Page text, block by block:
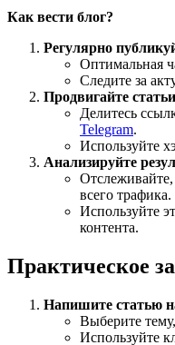
Как вести блог?
Регулярно
Оптимальная
Следите за
Продвигайте
Делитесь
Telegram.
Используйте
Анализируйте
всего трафика.
Используйте
контента.
Практическое
Напишите статью
Выберите
Используйте